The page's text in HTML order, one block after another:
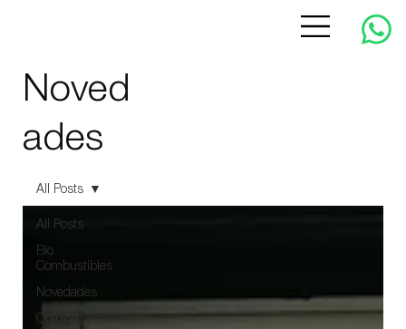
Noved
ades
All Posts
Bio
Combustibles
Novedades
Opinión
All Posts